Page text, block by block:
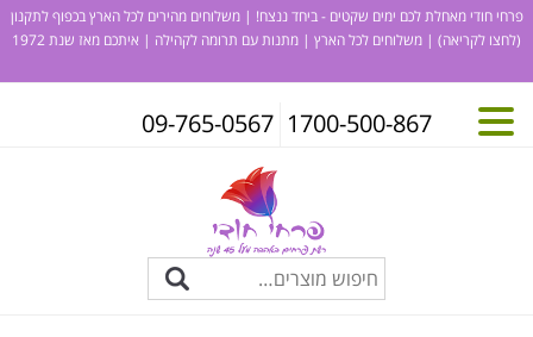
פרחי חודי מאחלת לכם ימים שקטים - ביחד ננצח! | משלוחים מהירים לכל הארץ בכפוף לתקנון
(לחצו לקריאה) | משלוחים לכל הארץ | מתנות עם תרומה לקהילה | איתכם מאז שנת 1972
1700-500-867
09-765-0567